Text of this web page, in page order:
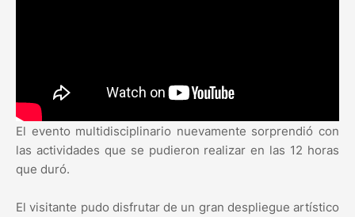
El evento multidisciplinario nuevamente sorprendió con
las actividades que se pudieron realizar en las 12 horas
que duró.
El visitante pudo disfrutar de un gran despliegue artístico